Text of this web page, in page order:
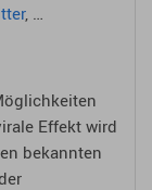
, …
Effekt wird
bekannten